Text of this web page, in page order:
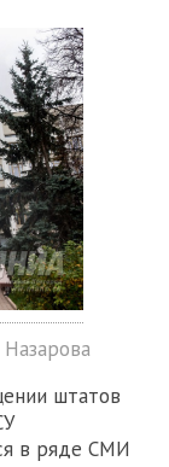
штатов
в ряде СМИ